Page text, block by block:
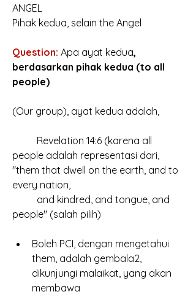
ANGEL
Pihak kedua, selain the Angel
Question: Apa ayat kedua,
berdasarkan pihak kedua (to all
people)
(Our group), ayat kedua adalah,
people adalah representasi dari,
"them that dwell on the earth, and to
every nation,
people" (salah pilih)
Boleh PCI, dengan mengetahui
them, adalah gembala2,
dikunjungi malaikat, yang akan
membawa